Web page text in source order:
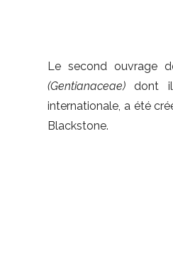
Le second ouvrage
(Gentianaceae) dont il
internationale, a été
Blackstone.